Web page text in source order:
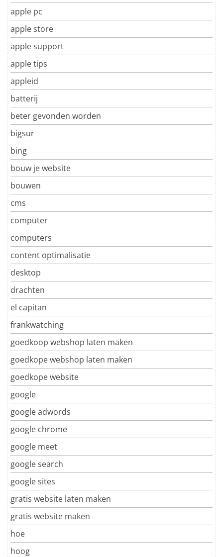
apple pc
apple store
apple support
apple tips
appleid
batterij
beter gevonden worden
bigsur
bing
bouw je website
bouwen
cms
computer
computers
content optimalisatie
desktop
drachten
el capitan
frankwatching
goedkoop webshop laten maken
goedkope webshop laten maken
goedkope website
google
google adwords
google chrome
google meet
google search
google sites
gratis website laten maken
gratis website maken
hoe
hoog